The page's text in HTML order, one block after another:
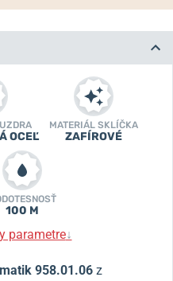
OCEĽ
MATERIÁL SKLÍČKA
ZAFÍROVÉ
100 M
parametre↓
958.01.06 z